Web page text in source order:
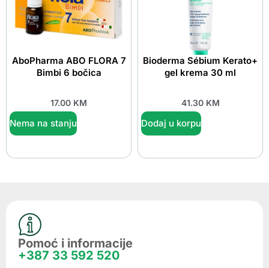
AboPharma ABO FLORA 7
Bimbi 6 bočica
17.00 KM
Nema na stanju
Bioderma Sébium Kerato+
gel krema 30 ml
41.30 KM
Dodaj u korpu
Pomoć i informacije
+387 33 592 520